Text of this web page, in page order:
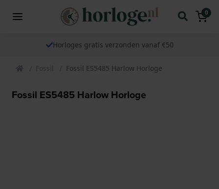
0
Horloges gratis verzonden vanaf €50
Fossil Fossil ES5485 Harlow Horloge
Fossil ES5485 Harlow Horloge